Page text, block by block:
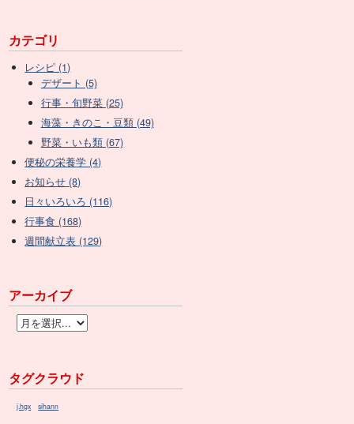
カテゴリ
レシピ (1)
デザート (5)
行事・旬野菜 (25)
海藻・きのこ・豆類 (49)
野菜・いも類 (67)
便秘の栄養学 (4)
お知らせ (8)
日々いろいろ (116)
行事食 (168)
週間献立表 (129)
アーカイブ
タグクラウド
j.hgx sihann